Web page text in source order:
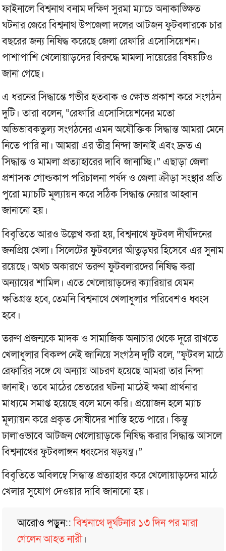
ফাইনালে বিশ্বনাথ বনাম দক্ষিণ সুরমা ম্যাচে অনাকাঙ্ক্ষিত
ঘটনার জেরে বিশ্বনাথ উপজেলা দলের আটজন ফুটবলারকে চার
বছরের জন্য নিষিদ্ধ করেছে জেলা রেফারি এসোসিয়েশন।
পাশাপাশি খেলোয়াড়দের বিরুদ্ধে মামলা দায়েরের বিষয়টিও
জানা গেছে।
এ ধরনের সিদ্ধান্তে গভীর হতবাক ও ক্ষোভ প্রকাশ করে সংগঠন
দুটি। তারা বলেন, “রেফারি এসোসিয়েশনের মতো
অভিভাবকতুল্য সংগঠনের এমন অযৌক্তিক সিদ্ধান্ত আমরা মেনে
নিতে পারি না। আমরা এর তীব্র নিন্দা জানাই এবং দ্রুত এ
সিদ্ধান্ত ও মামলা প্রত্যাহারের দাবি জানাচ্ছি।” এছাড়া জেলা
প্রশাসক গোল্ডকাপ পরিচালনা পর্ষদ ও জেলা ক্রীড়া সংস্থার প্রতি
পুরো ম্যাচটি মূল্যায়ন করে সঠিক সিদ্ধান্ত নেয়ার আহ্বান
জানানো হয়।
বিবৃতিতে আরও উল্লেখ করা হয়, বিশ্বনাথে ফুটবল দীর্ঘদিনের
জনপ্রিয় খেলা। সিলেটের ফুটবলের আঁতুড়ঘর হিসেবে এর সুনাম
রয়েছে। অথচ অকারণে তরুণ ফুটবলারদের নিষিদ্ধ করা
অন্যায়ের শামিল। এতে খেলোয়াড়দের ক্যারিয়ার যেমন
ক্ষতিগ্রস্ত হবে, তেমনি বিশ্বনাথে খেলাধুলার পরিবেশও ধ্বংস
হবে।
তরুণ প্রজন্মকে মাদক ও সামাজিক অনাচার থেকে দূরে রাখতে
খেলাধুলার বিকল্প নেই জানিয়ে সংগঠন দুটি বলে, “ফুটবল মাঠে
রেফারির সঙ্গে যে অন্যায় আচরণ হয়েছে আমরা তার নিন্দা
জানাই। তবে মাঠের ভেতরের ঘটনা মাঠেই ক্ষমা প্রার্থনার
মাধ্যমে সমাপ্ত হয়েছে বলে মনে করি। প্রয়োজন হলে ম্যাচ
মূল্যায়ন করে প্রকৃত দোষীদের শাস্তি হতে পারে। কিন্তু
ঢালাওভাবে আটজন খেলোয়াড়কে নিষিদ্ধ করার সিদ্ধান্ত আসলে
বিশ্বনাথের ফুটবলাঙ্গন ধ্বংসের ষড়যন্ত্র।”
বিবৃতিতে অবিলম্বে সিদ্ধান্ত প্রত্যাহার করে খেলোয়াড়দের মাঠে
খেলার সুযোগ দেওয়ার দাবি জানানো হয়।
আরোও পড়ুন::বিশ্বনাথে দুর্ঘটনার ১৩ দিন পর মারা
গেলেন আহত নারী।